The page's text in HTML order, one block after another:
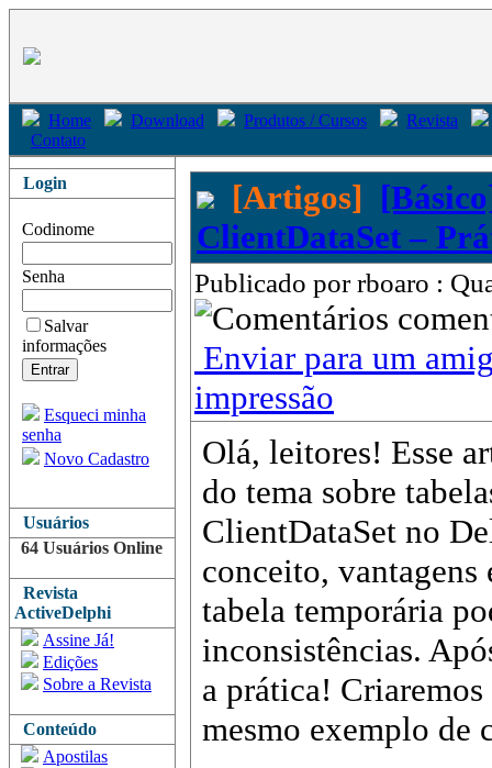
Home Download Produtos / Cursos
Revista
Contato
Login
Codinome
Senha
Salvar
informações
Esqueci minha
senha
Novo Cadastro
Usuários
64 Usuários Online
Revista
ActiveDelphi
Assine Já!
Edições
Sobre a Revista
Conteúdo
Apostilas
[Artigos]
ClientDataSet –
Publicado por rboaro :
Enviar para um
impressão
Olá, leitores! Esse
do tema sobre
ClientDataSet no
conceito,
tabela temporária
inconsistências.
a prática!
mesmo exemplo de